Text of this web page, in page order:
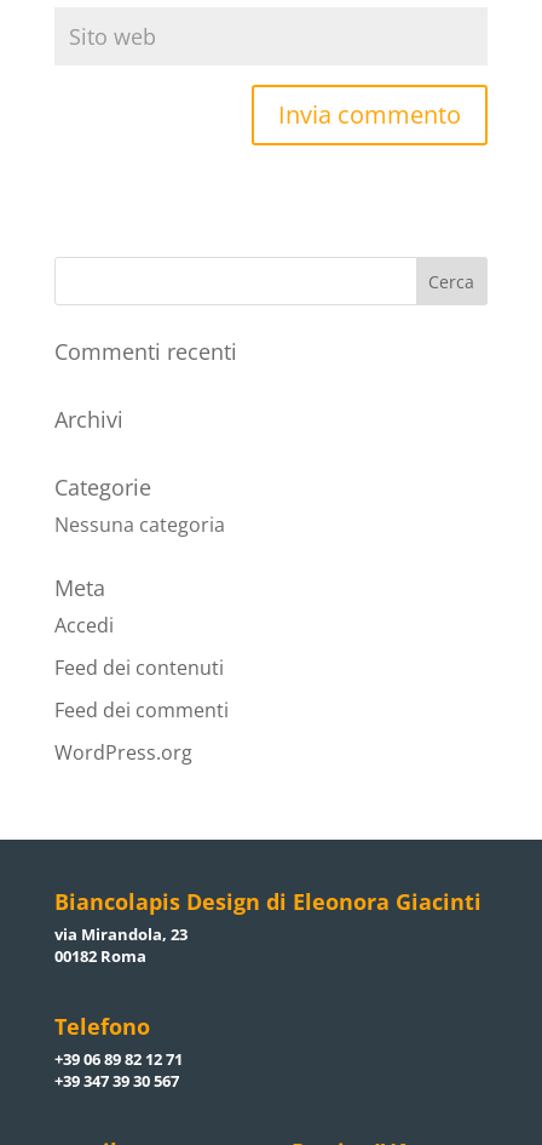
Commenti recenti
Archivi
Categorie
Nessuna categoria
Meta
Accedi
Feed dei contenuti
Feed dei commenti
WordPress.org
Biancolapis Design di Eleonora Giacinti
via Mirandola, 23
00182 Roma
Telefono
+39 06 89 82 12 71
+39 347 39 30 567